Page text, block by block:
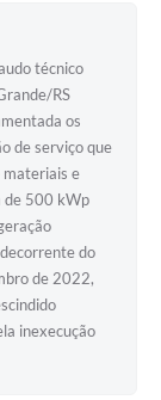
técnico
RS
os
de serviço que
materiais e
de 500 kWp
do
de 2022,
inexecução